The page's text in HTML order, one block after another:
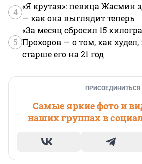
4
«Я крутая»: певица Жасмин
— как она выглядит теперь
5
«За месяц сбросил 15
Прохоров — о том, как
старше его на 21 год
ПРИСОЕДИНИТЬСЯ
Самые яркие фото и
наших группах в